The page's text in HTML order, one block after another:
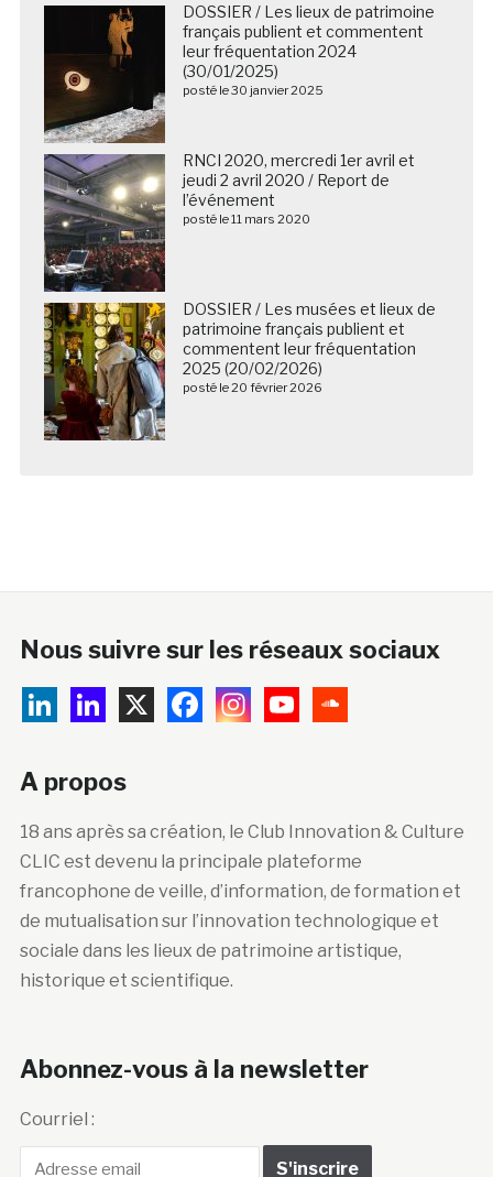
DOSSIER / Les lieux de patrimoine
français publient et commentent
leur fréquentation 2024
(30/01/2025)
posté le 30 janvier 2025
RNCI 2020, mercredi 1er avril et
jeudi 2 avril 2020 / Report de
l’événement
posté le 11 mars 2020
DOSSIER / Les musées et lieux de
patrimoine français publient et
commentent leur fréquentation
2025 (20/02/2026)
posté le 20 février 2026
Nous suivre sur les réseaux sociaux
A propos
18 ans après sa création, le Club Innovation & Culture
CLIC est devenu la principale plateforme
francophone de veille, d’information, de formation et
de mutualisation sur l’innovation technologique et
sociale dans les lieux de patrimoine artistique,
historique et scientifique.
Abonnez-vous à la newsletter
Courriel :